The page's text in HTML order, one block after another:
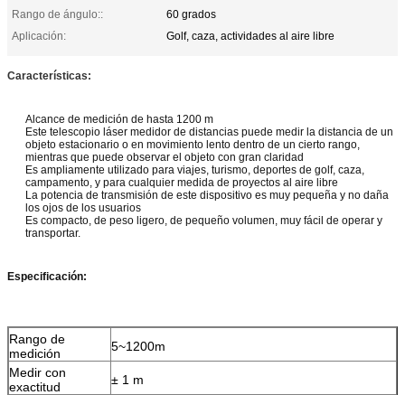
Rango de ángulo::
60 grados
Aplicación:
Golf, caza, actividades al aire libre
Características:
Alcance de medición de hasta 1200 m
Este telescopio láser medidor de distancias puede medir la distancia de un
objeto estacionario o en movimiento lento dentro de un cierto rango,
mientras que puede observar el objeto con gran claridad
Es ampliamente utilizado para viajes, turismo, deportes de golf, caza,
campamento, y para cualquier medida de proyectos al aire libre
La potencia de transmisión de este dispositivo es muy pequeña y no daña
los ojos de los usuarios
Es compacto, de peso ligero, de pequeño volumen, muy fácil de operar y
transportar.
Especificación:
Rango de
medición
5~1200m
Medir con
exactitud
± 1 m